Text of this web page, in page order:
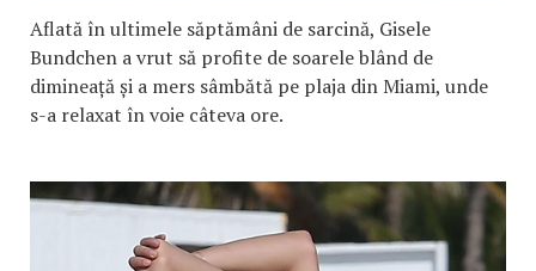
Aflată în ultimele săptămâni de sarcină, Gisele
Bundchen a vrut să profite de soarele blând de
dimineață și a mers sâmbătă pe plaja din Miami, unde
s-a relaxat în voie câteva ore.